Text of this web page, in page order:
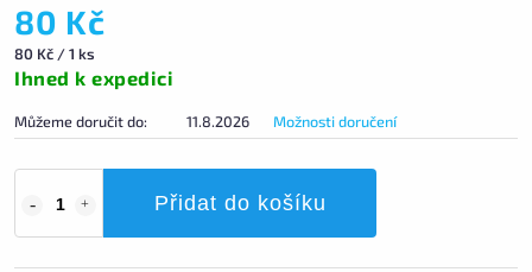
80 Kč
80 Kč / 1 ks
Ihned k expedici
Můžeme doručit do: 11.8.2026 Možnosti doručení
Přidat do košíku